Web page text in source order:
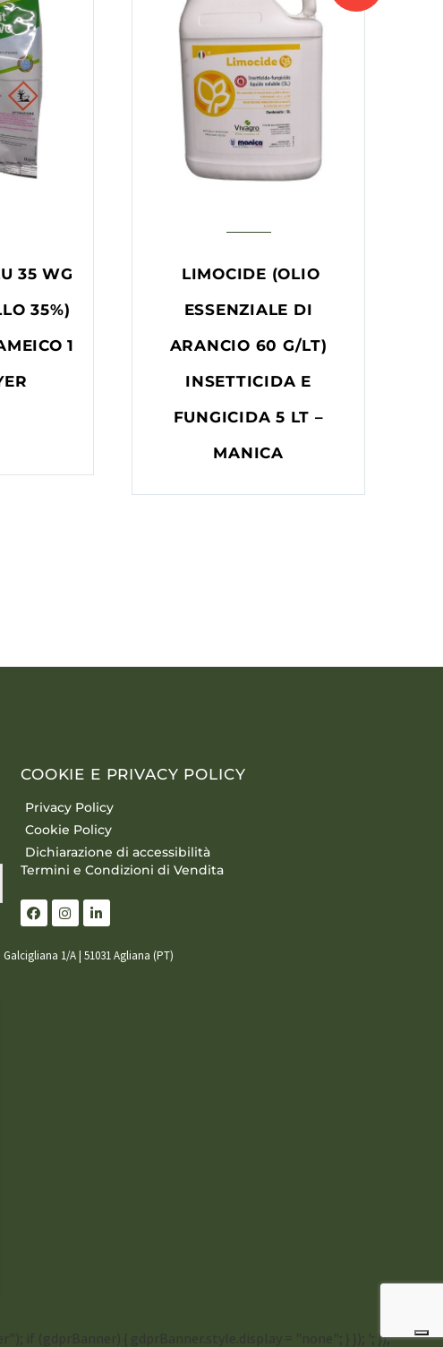
35 WG
35%)
1
LIMOCIDE (OLIO
ESSENZIALE DI
ARANCIO 60 G/LT)
INSETTICIDA E
FUNGICIDA 5 LT –
MANICA
COOKIE E PRIVACY POLICY
Privacy Policy
Cookie Policy
Dichiarazione di accessibilità
Termini e Condizioni di Vendita
Galcigliana 1/A | 51031 Agliana (PT)
if (gdprBanner) { gdprBanner.style.display = "none"; } }); '; });